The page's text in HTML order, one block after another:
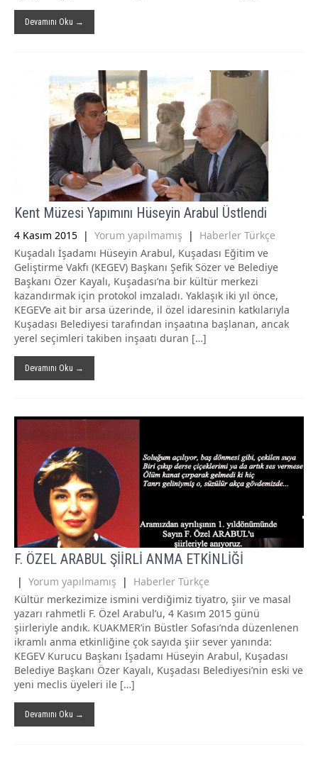
Devamını Oku →
Kent Müzesi Yapımını Hüseyin Arabul Üstlendi
4 Kasım 2015 | Yorum yapılmamış | Haberler Türkçe
Kuşadalı İşadamı Hüseyin Arabul, Kuşadası Eğitim ve
Geliştirme Vakfı (KEGEV) Başkanı Şefik Sözer ve Belediye
Başkanı Özer Kayalı, Kuşadası’na bir kültür merkezi
kazandırmak için protokol imzaladı. Yaklaşık iki yıl önce,
KEGEV’e ait bir arsa üzerinde, il özel idaresinin katkılarıyla
Kuşadası Belediyesi tarafından inşaatına başlanan, ancak
yerel seçimleri takiben inşaatı duran […]
Devamını Oku →
F. ÖZEL ARABUL ŞİİRLİ ANMA ETKİNLİĞİ
| Yorum yapılmamış | Haberler Türkçe
Kültür merkezimize ismini verdiğimiz tiyatro, şiir ve masal
yazarı rahmetli F. Özel Arabul’u, 4 Kasım 2015 günü
şiirleriyle andık. KUAKMER’in Büstler Sofası’nda düzenlenen
ikramlı anma etkinliğine çok sayıda şiir sever yanında:
KEGEV Kurucu Başkanı İşadamı Hüseyin Arabul, Kuşadası
Belediye Başkanı Özer Kayalı, Kuşadası Belediyesi’nin eski ve
yeni meclis üyeleri ile […]
Devamını Oku →